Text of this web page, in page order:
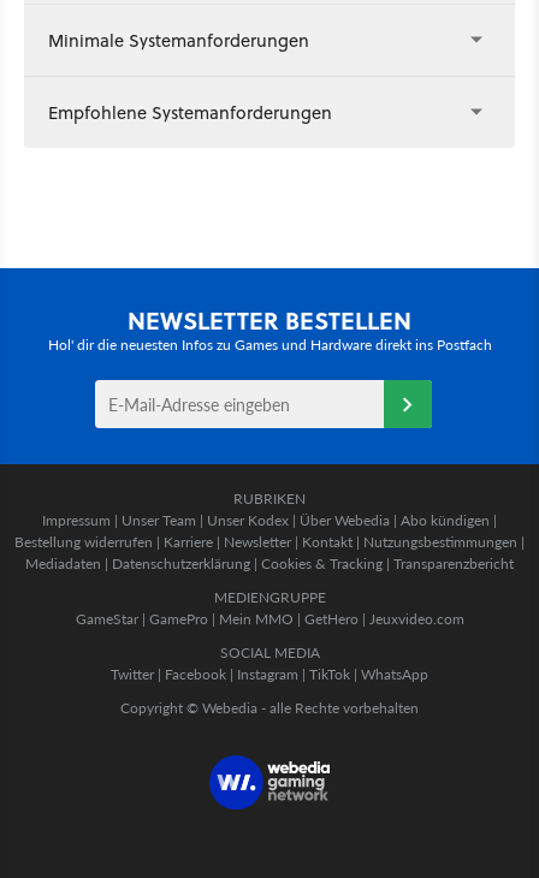
Minimale Systemanforderungen
Empfohlene Systemanforderungen
NEWSLETTER BESTELLEN
Hol' dir die neuesten Infos zu Games und Hardware direkt ins Postfach
RUBRIKEN
Impressum | Unser Team | Unser Kodex | Über Webedia | Abo kündigen |
Bestellung widerrufen | Karriere | Newsletter | Kontakt | Nutzungsbestimmungen |
Mediadaten | Datenschutzerklärung | Cookies & Tracking | Transparenzbericht
MEDIENGRUPPE
GameStar| GamePro | Mein MMO | GetHero | Jeuxvideo.com
SOCIAL MEDIA
Twitter | Facebook | Instagram | TikTok | WhatsApp
Copyright © Webedia - alle Rechte vorbehalten